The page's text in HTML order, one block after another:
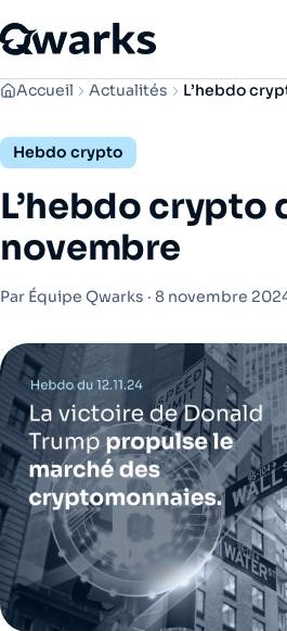
Accueil Actualités L’hebdo
Hebdo crypto
L’hebdo crypto
novembre
Par Équipe Qwarks · 8 novembre